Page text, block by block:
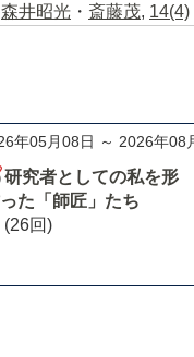
森井昭光 ・ 斎藤茂, 14(4)
年05月08日 ～ 2026年08
研究者としての私を形
た「師匠」たち
(26回)